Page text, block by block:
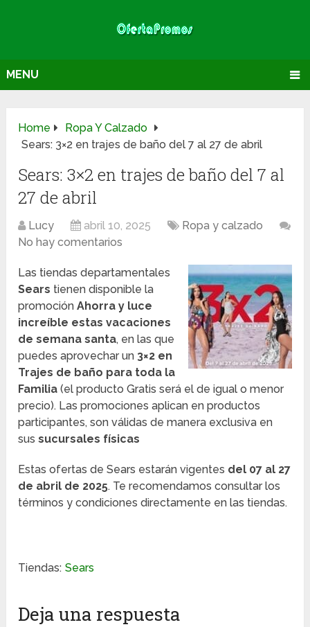
MENU
Home
Ropa Y Calzado
Sears: 3×2 en trajes de baño del 7 al 27 de abril
Sears: 3×2 en trajes de baño del 7 al
27 de abril
Lucy abril 10, 2025
Ropa y calzado
No hay comentarios
Las tiendas departamentales
Sears tienen disponible la
promociónAhorra y luce
increíble estas vacaciones
de semana santa, en las que
puedes aprovechar un 3×2 en
Trajes de baño para toda la
Familia (el producto Gratis será el de igual o menor
precio). Las promociones aplican en productos
participantes, son válidas de manera exclusiva en
sussucursales físicas
Estas ofertas de Sears estarán vigentes del 07 al 27
de abril de 2025. Te recomendamos consultar los
términos y condiciones directamente en las tiendas.
Tiendas: Sears
Deja una respuesta